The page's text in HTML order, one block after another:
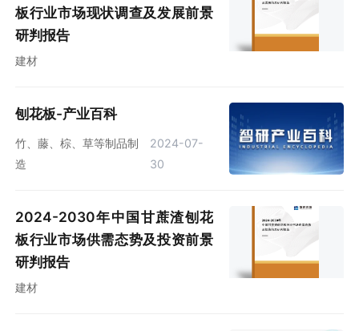
板行业市场现状调查及发展前景
研判报告
建材
刨花板-产业百科
竹、藤、棕、草等制品制
造
2024-07-
30
2024-2030年中国甘蔗渣刨花
板行业市场供需态势及投资前景
研判报告
建材